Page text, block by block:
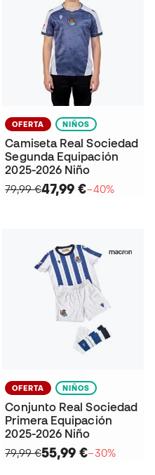
OFERTA NIÑOS
Camiseta Real Sociedad
Segunda Equipación
2025-2026 Niño
79,99 €47,99 €−40%
OFERTA NIÑOS
Conjunto Real Sociedad
Primera Equipación
2025-2026 Niño
79,99 €55,99 €−30%